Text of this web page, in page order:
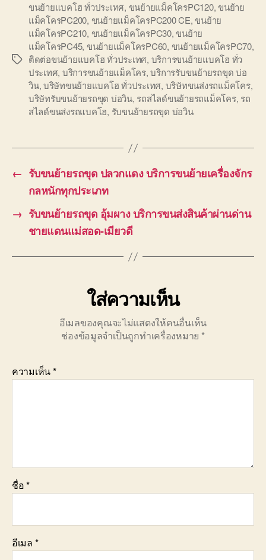
Tags
ขนย้ายแบคโฮ ทั่วประเทศ, ขนย้ายแม็คโครPC120,ขนย้าย
แม็คโครPC200, ขนย้ายแม็คโครPC200 CE,ขนย้าย
แม็คโครPC210, ขนย้ายแม็คโครPC30,ขนย้าย
แม็คโครPC45, ขนย้ายแม็คโครPC60, ขนย้ายแม็คโครPC70,
ติดต่อขนย้ายแบคโฮ ทั่วประเทศ, บริการขนย้ายแบคโฮ ทั่ว
ประเทศ, บริการขนย้ายแม็คโคร,บริการรับขนย้ายรถขุด บ่อ
วิน,บริษัทขนย้ายแบคโฮ ทั่วประเทศ, บริษัทขนส่งรถแม็คโคร,
บริษัทรับขนย้ายรถขุด บ่อวิน, รถสไลด์ขนย้ายรถแม็คโคร, รถ
สไลด์ขนส่งรถแบคโฮ, รับขนย้ายรถขุด บ่อวิน
← รับขนย้ายรถขุด ปลวกแดง บริการขนย้ายเครื่องจักร
กลหนักทุกประเภท
→ รับขนย้ายรถขุด อุ้มผาง บริการขนส่งสินค้าผ่านด่าน
ชายแดนแม่สอด-เมียวดี
ใส่ความเห็น
อีเมลของคุณจะไม่แสดงให้คนอื่นเห็น
ช่องข้อมูลจำเป็นถูกทำเครื่องหมาย *
ความเห็น*
ชื่อ*
อีเมล *